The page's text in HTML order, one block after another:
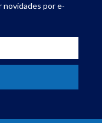
por e-